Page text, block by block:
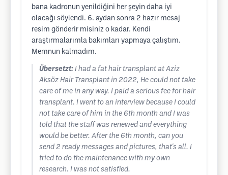
bana kadronun yenildiğini her şeyin daha iyi
olacağı söylendi. 6. aydan sonra 2 hazır mesaj
resim gönderir misiniz o kadar. Kendi
araştırmalarımla bakımları yapmaya çalıştım.
Memnun kalmadım.
Übersetzt: I had a fat hair transplant at Aziz
Aksöz Hair Transplant in 2022, He could not take
care of me in any way. I paid a serious fee for hair
transplant. I went to an interview because I could
not take care of him in the 6th month and I was
told that the staff was renewed and everything
would be better. After the 6th month, can you
send 2 ready messages and pictures, that's all. I
tried to do the maintenance with my own
research. I was not satisfied.